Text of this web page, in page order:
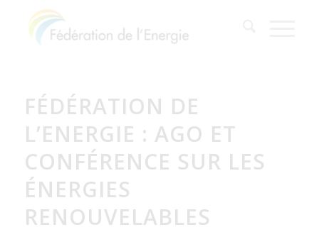
FÉDÉRATION DE
L’ENERGIE : AGO ET
CONFÉRENCE SUR LES
ÉNERGIES
RENOUVELABLES